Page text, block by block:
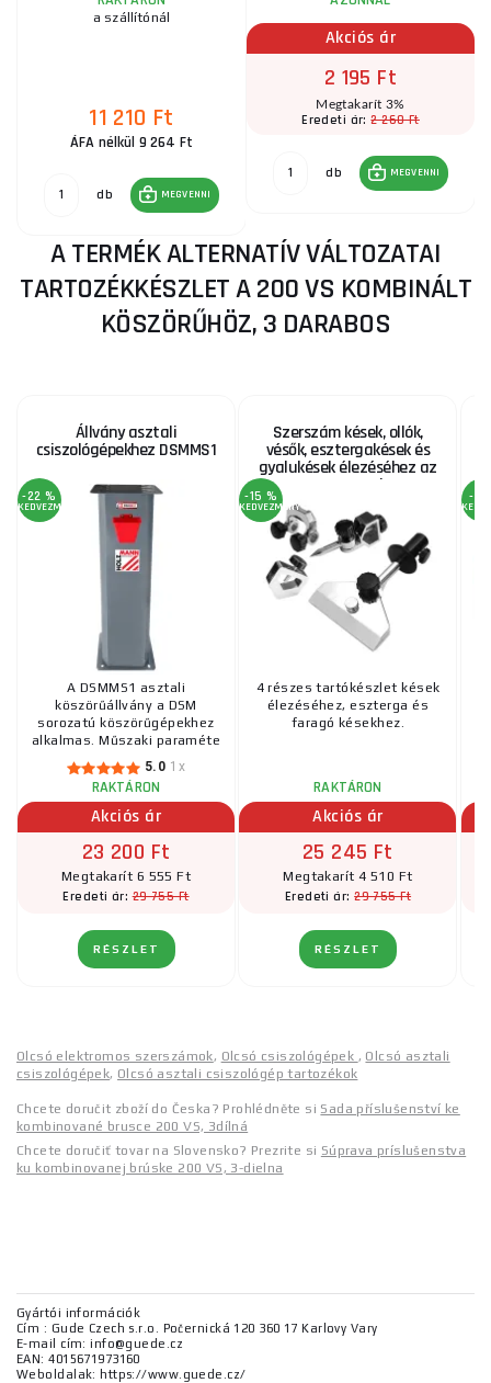
a szállítónál
11 210 Ft
ÁFA nélkül 9 264 Ft
db MEGVENNI
Akciós ár
2 195 Ft
Megtakarít 3%
Eredeti ár:2 260 Ft
db MEGVENNI
A TERMÉK ALTERNATÍV VÁLTOZATAI
TARTOZÉKKÉSZLET A 200 VS KOMBINÁLT
KÖSZÖRŰHÖZ, 3 DARABOS
Állvány asztali
csiszológépekhez DSMMS1
-22 %
KEDVEZMÉNY
A DSMMS1 asztali
köszörűállvány a DSM
sorozatú köszörűgépekhez
alkalmas. Műszaki paraméte
5.0 1x
RAKTÁRON
Akciós ár
23 200 Ft
Megtakarít 6 555 Ft
Eredeti ár:29 755 Ft
RÉSZLET
Szerszám kések, ollók,
vésők, esztergakések és
gyalukések élezéséhez az
NTS250SET-hez
-15 %
KEDVEZMÉNY
4 részes tartókészlet kések
élezéséhez, eszterga és
faragó késekhez.
RAKTÁRON
Akciós ár
25 245 Ft
Megtakarít 4 510 Ft
Eredeti ár:29 755 Ft
RÉSZLET
-4
Olcsó elektromos szerszámok, Olcsó csiszológépek , Olcsó asztali
csiszológépek, Olcsó asztali csiszológép tartozékok
Chcete doručit zboží do Česka? Prohlédněte si Sada příslušenství ke
kombinované brusce 200 VS, 3dílná
Chcete doručiť tovar na Slovensko? Prezrite si Súprava príslušenstva
ku kombinovanej brúske 200 VS, 3-dielna
Gyártói információk
Cím : Gude Czech s.r.o. Počernická 120 360 17 Karlovy Vary
E-mail cím: info@guede.cz
EAN: 4015671973160
Weboldalak: https://www.guede.cz/